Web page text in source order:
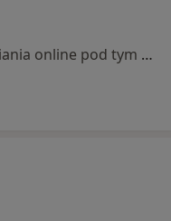
Specjalista nie oferuje umawiania online pod tym adresem.